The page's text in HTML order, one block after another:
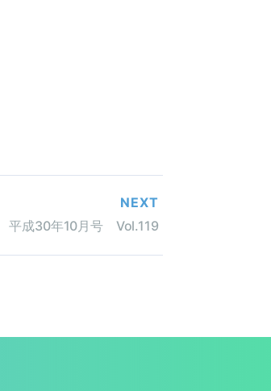
NEXT
平成30年10月号 Vol.119